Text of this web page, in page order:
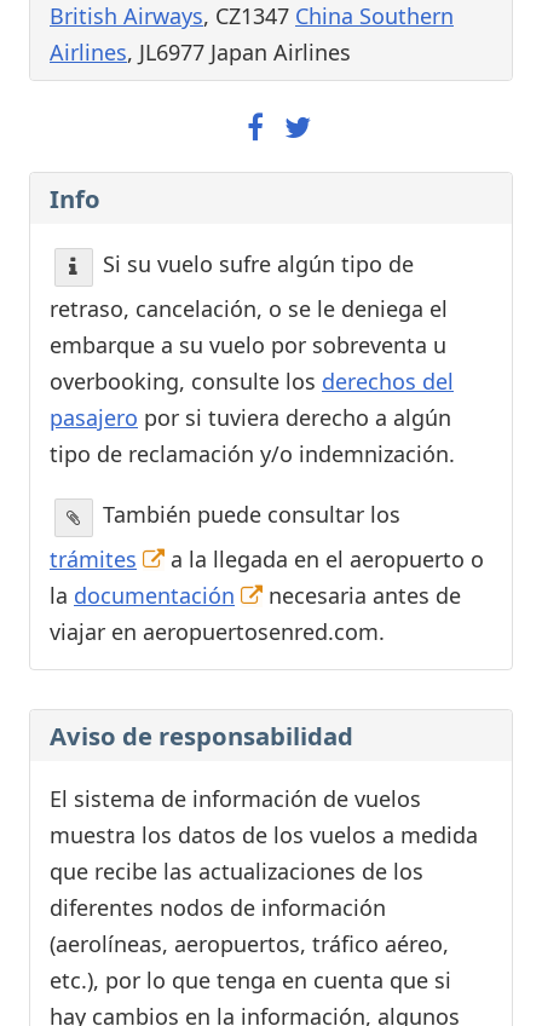
British Airways, CZ1347 China Southern
Airlines, JL6977 Japan Airlines
Info
Si su vuelo sufre algún tipo de
retraso, cancelación, o se le deniega el
embarque a su vuelo por sobreventa u
overbooking, consulte los derechos del
pasajero por si tuviera derecho a algún
tipo de reclamación y/o indemnización.
También puede consultar los
trámites
a la llegada en el aeropuerto o
la documentación
necesaria antes de
viajar en aeropuertosenred.com.
Aviso de responsabilidad
El sistema de información de vuelos
muestra los datos de los vuelos a medida
que recibe las actualizaciones de los
diferentes nodos de información
(aerolíneas, aeropuertos, tráfico aéreo,
etc.), por lo que tenga en cuenta que si
hay cambios en la información, algunos